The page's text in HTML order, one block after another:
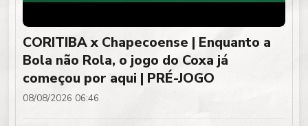
CORITIBA x Chapecoense | Enquanto a
Bola não Rola, o jogo do Coxa já
começou por aqui | PRÉ-JOGO
08/08/2026 06:46